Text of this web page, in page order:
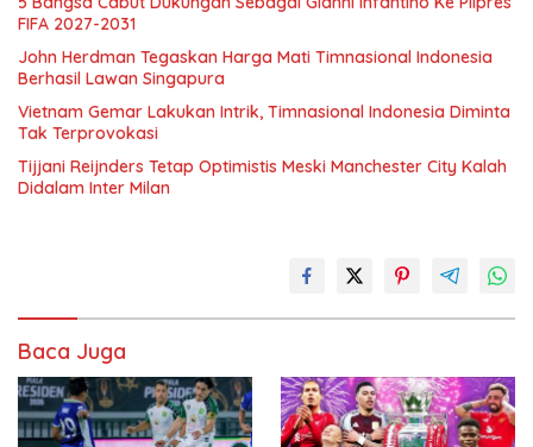
FIFA 2027-2031
John Herdman Tegaskan Harga Mati Timnasional Indonesia
Berhasil Lawan Singapura
Vietnam Gemar Lakukan Intrik, Timnasional Indonesia Diminta
Tak Terprovokasi
Tijjani Reijnders Tetap Optimistis Meski Manchester City Kalah
Didalam Inter Milan
Baca Juga